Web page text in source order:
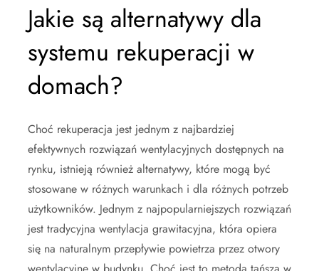
Jakie są alternatywy dla
systemu rekuperacji w
domach?
Choć rekuperacja jest jednym z najbardziej
efektywnych rozwiązań wentylacyjnych dostępnych na
rynku, istnieją również alternatywy, które mogą być
stosowane w różnych warunkach i dla różnych potrzeb
użytkowników. Jednym z najpopularniejszych rozwiązań
jest tradycyjna wentylacja grawitacyjna, która opiera
się na naturalnym przepływie powietrza przez otwory